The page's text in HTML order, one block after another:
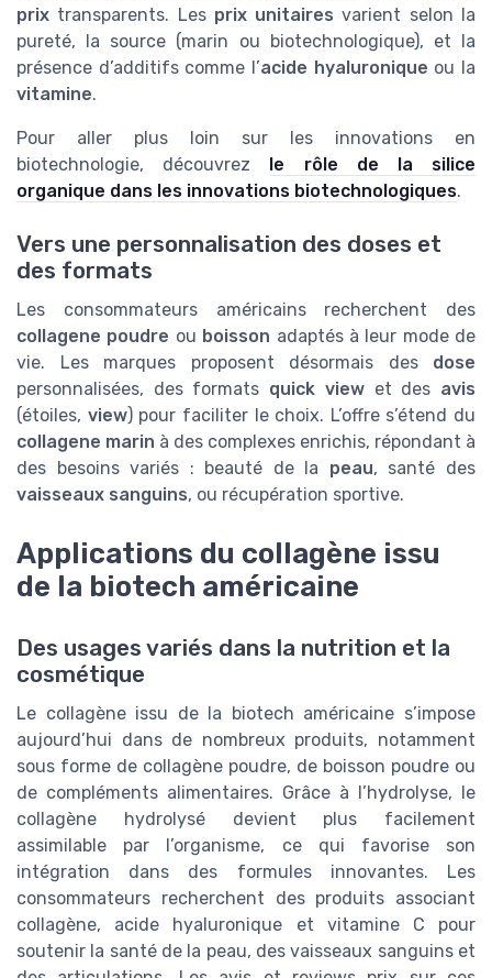
prix transparents. Les prix unitaires varient selon la
pureté, la source (marin ou biotechnologique), et la
présence d’additifs comme l’acide hyaluronique ou la
vitamine.
Pour aller plus loin sur les innovations en
biotechnologie, découvrez le rôle de la silice
organique dans les innovations biotechnologiques.
Vers une personnalisation des doses et
des formats
Les consommateurs américains recherchent des
collagene poudre ou boisson adaptés à leur mode de
vie. Les marques proposent désormais des dose
personnalisées, des formats quick viewet des avis
(étoiles, view) pour faciliter le choix. L’offre s’étend du
collagene marin à des complexes enrichis, répondant à
des besoins variés : beauté de la peau, santé des
vaisseaux sanguins, ou récupération sportive.
Applications du collagène issu
de la biotech américaine
Des usages variés dans la nutrition et la
cosmétique
Le collagène issu de la biotech américaine s’impose
aujourd’hui dans de nombreux produits, notamment
sous forme de collagène poudre, de boisson poudre ou
de compléments alimentaires. Grâce à l’hydrolyse, le
collagène hydrolysé devient plus facilement
assimilable par l’organisme, ce qui favorise son
intégration dans des formules innovantes. Les
consommateurs recherchent des produits associant
collagène, acide hyaluronique et vitamine C pour
soutenir la santé de la peau, des vaisseaux sanguins et